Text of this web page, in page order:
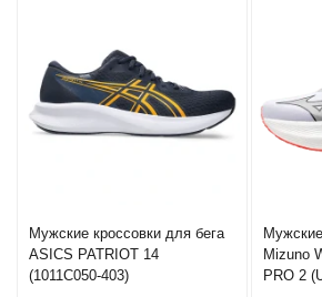
Мужские кроссовки для бега
ASICS PATRIOT 14
(1011C050-403)
Mizuno
PRO 2